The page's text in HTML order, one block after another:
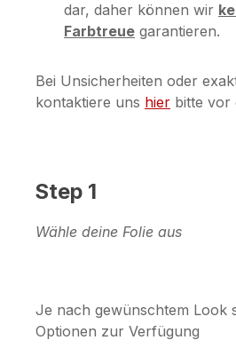
dar, daher können wir
Farbtreue garantieren.
Bei Unsicherheiten oder
kontaktiere uns hier bitte vor
Step 1
Wähle deine Folie aus
Je nach gewünschtem Look
Optionen zur Verfügung